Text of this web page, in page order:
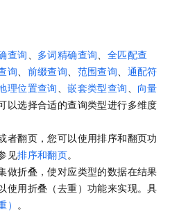
查询 多词精确查询
全匹配查
询 前缀查询 范围查询
通配符
理位置查询 、嵌套类型查询
向量
以选择合适的查询类型进行多维度
者翻页，您可以使用排序和翻页功
见排序和翻页。
做折叠，使对应类型的数据在结果
使用折叠（去重）功能来实现。具
。